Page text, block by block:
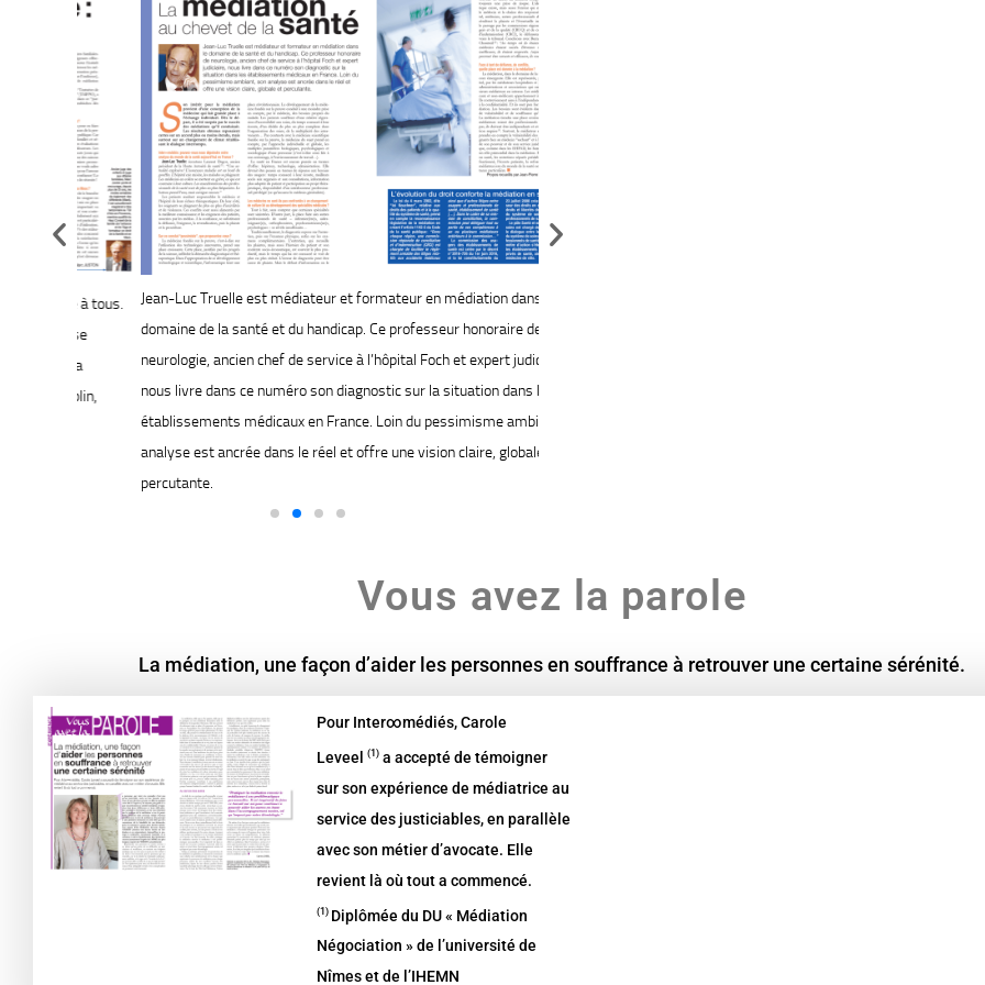
Jean-Luc Truelle est médiateur et formateur en médiation dans le
domaine de la santé et du handicap. Ce professeur honoraire de
neurologie, ancien chef de service à l’hôpital Foch et expert judiciaire,
nous livre dans ce numéro son diagnostic sur la situation dans les
établissements médicaux en France. Loin du pessimisme ambiant, son
analyse est ancrée dans le réel et offre une vision claire, globale et
percutante.
Vous avez la parole
La médiation, une façon d’aider les personnes en souffrance à retrouver une certaine sérénité.
Pour Inter∞médiés, Carole
Leveel
(1)a accepté de témoigner
sur son expérience de médiatrice au
service des justiciables, en parallèle
avec son métier d’avocate. Elle
revient là où tout a commencé.
(1) Diplômée du DU « Médiation
Négociation » de l’université de
Nîmes et de l’IHEMN